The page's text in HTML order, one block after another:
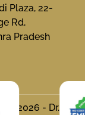
Plaza, 22-
Rd,
Pradesh
2026 - Dr. VJs